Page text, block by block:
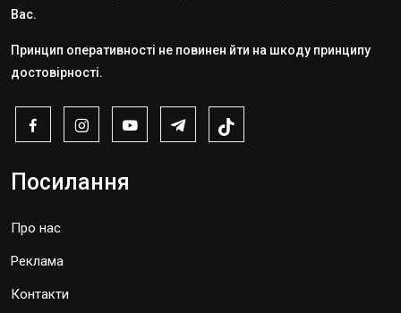
Вас.
Принцип оперативності не повинен йти на шкоду принципу
достовірності.
Посилання
Про нас
Реклама
Контакти